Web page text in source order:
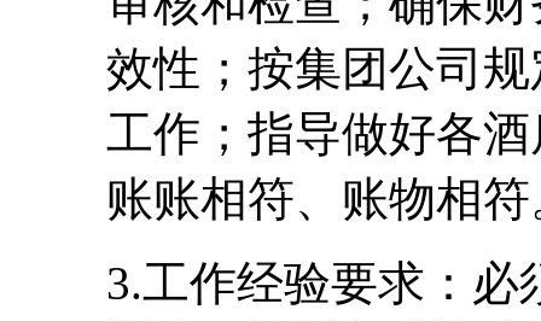
效性；按集团公司
工作；指导做好各
账账相符、账物相符
3.工作经验要求：必